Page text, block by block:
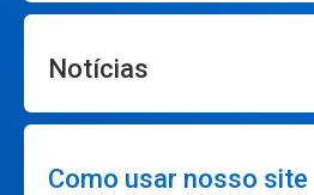
Notícias
Como usar nosso site